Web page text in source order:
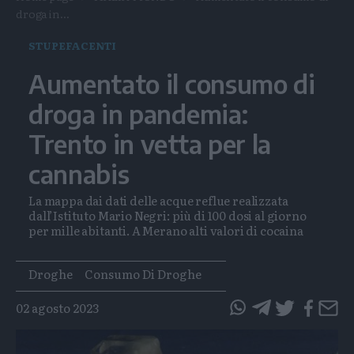
droga in...
STUPEFACENTI
Aumentato il consumo di
droga in pandemia:
Trento in vetta per la
cannabis
La mappa dai dati delle acque reflue realizzata
dall’Istituto Mario Negri: più di 100 dosi al giorno
per mille abitanti. A Merano alti valori di cocaina
Tags
Droghe
Consumo Di Droghe
02 agosto 2023